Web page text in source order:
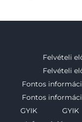
Felvételi
Felvételi
Fontos
Fontos
GYIK
GYIK